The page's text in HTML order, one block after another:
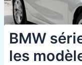
BMW
les